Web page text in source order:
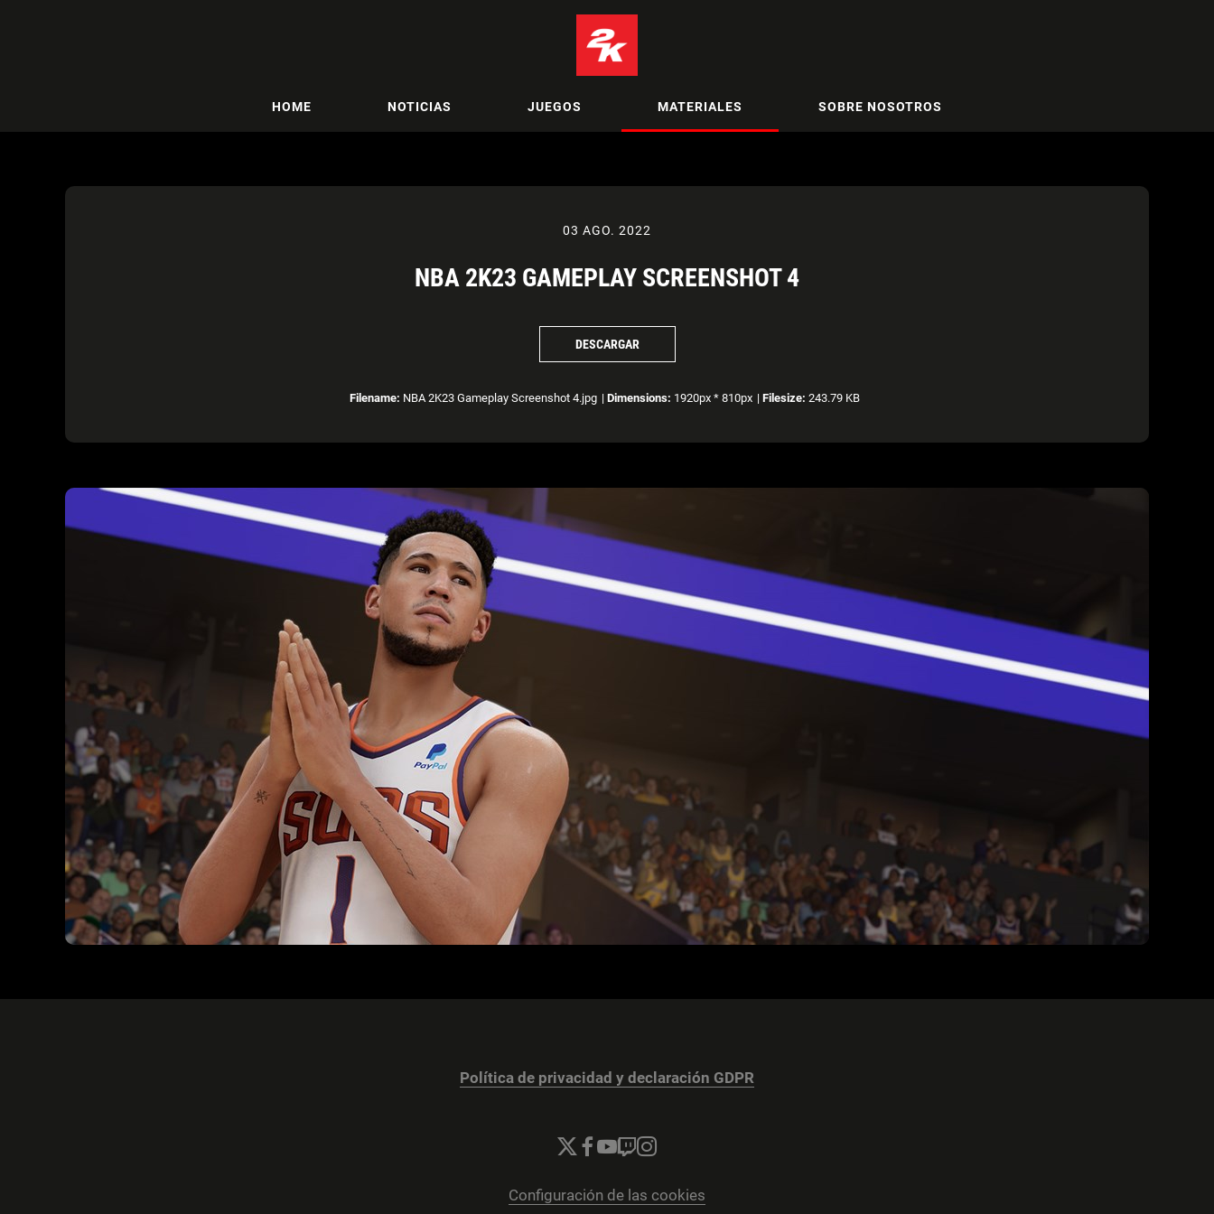
HOME NOTICIAS JUEGOS MATERIALES SOBRE NOSOTROS
03 AGO. 2022
NBA 2K23 GAMEPLAY SCREENSHOT 4
DESCARGAR
Filename: NBA 2K23 Gameplay Screenshot 4.jpg | Dimensions: 1920px * 810px | Filesize: 243.79 KB
Política de privacidad y declaración GDPR
Configuración de las cookies